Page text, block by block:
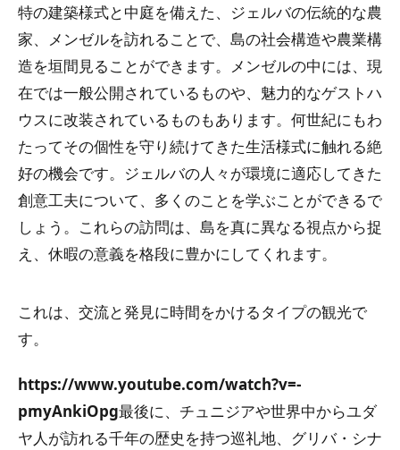
特の建築様式と中庭を備えた、ジェルバの伝統的な農
家、メンゼルを訪れることで、島の社会構造や農業構
造を垣間見ることができます。メンゼルの中には、現
在では一般公開されているものや、魅力的なゲストハ
ウスに改装されているものもあります。何世紀にもわ
たってその個性を守り続けてきた生活様式に触れる絶
好の機会です。ジェルバの人々が環境に適応してきた
創意工夫について、多くのことを学ぶことができるで
しょう。これらの訪問は、島を真に異なる視点から捉
え、休暇の意義を格段に豊かにしてくれます。
これは、交流と発見に時間をかけるタイプの観光で
す。
https://www.youtube.com/watch?v=-
pmyAnkiOpg最後に、チュニジアや世界中からユダ
ヤ人が訪れる千年の歴史を持つ巡礼地、グリバ・シナ